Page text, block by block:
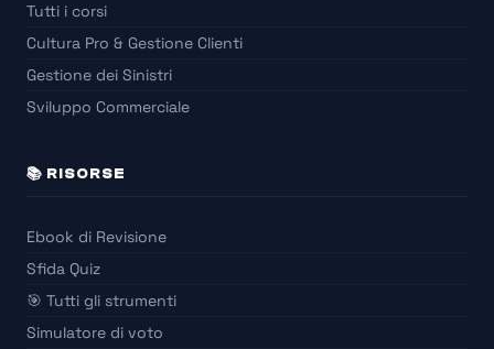
Tutti i corsi
Cultura Pro & Gestione Clienti
Gestione dei Sinistri
Sviluppo Commerciale
📚 RISORSE
Ebook di Revisione
Sfida Quiz
🎯 Tutti gli strumenti
Simulatore di voto